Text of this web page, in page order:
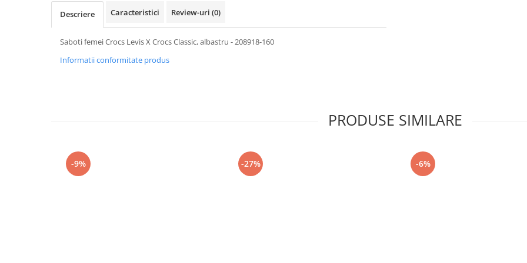
Descriere Caracteristici Review-uri (0)
Saboti femei Crocs Levis X Crocs Classic, albastru - 208918-160
Informatii conformitate produs
PRODUSE SIMILARE
-9% -27% -6%